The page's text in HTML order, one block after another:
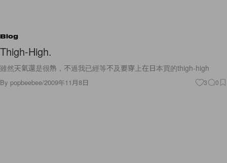
Blog
Thigh-High.
雖然天氣還是很熱，不過我已經等不及要穿上在日本買的thigh-high
By popbeebee/2009年11月8日 3 0